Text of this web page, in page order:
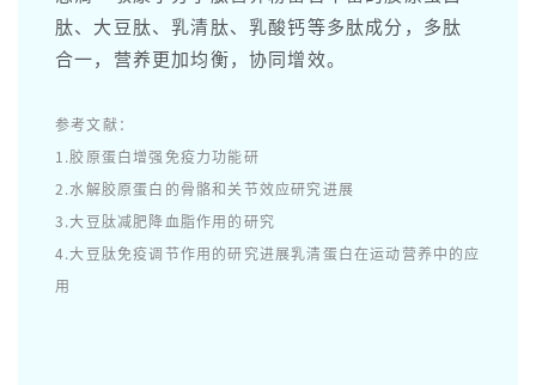
肽、大豆肽、乳清肽、乳酸钙等多肽成分，多肽
合一，营养更加均衡，协同增效。
参考文献：
1.胶原蛋白增强免疫力功能研
2.水解胶原蛋白的骨骼和关节效应研究进展
3.大豆肽减肥降血脂作用的研究
4.大豆肽免疫调节作用的研究进展乳清蛋白在运动营养中的应
用